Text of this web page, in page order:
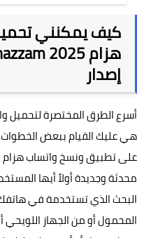
كيف يمكنني
إصدار
أسرع الطرق المختصرة لتحميل
هي عليك القيام ببعض الخطوات
على تطبيق ونسخ واتساب هزام
محدثة وجديدة أولاً أيها
البحث الذي تستخدمة في
المحمول أو من الجهاز